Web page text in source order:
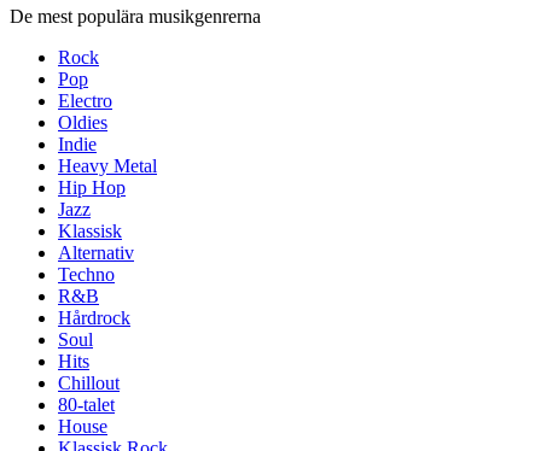
De mest populära musikgenrerna
Rock
Pop
Electro
Oldies
Indie
Heavy Metal
Hip Hop
Jazz
Klassisk
Alternativ
Techno
R&B
Hårdrock
Soul
Hits
Chillout
80-talet
House